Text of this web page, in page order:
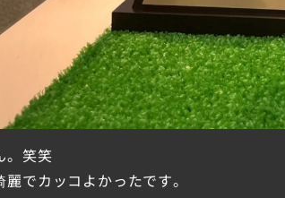
。笑笑
麗でカッコよかったです。